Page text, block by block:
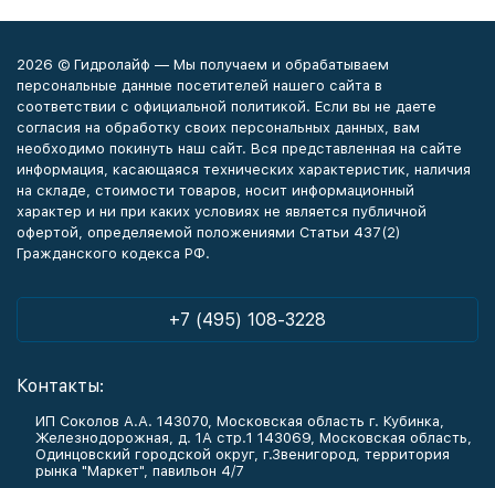
2026 © Гидролайф — Мы получаем и обрабатываем
персональные данные посетителей нашего сайта в
соответствии с официальной политикой. Если вы не даете
согласия на обработку своих персональных данных, вам
необходимо покинуть наш сайт. Вся представленная на сайте
информация, касающаяся технических характеристик, наличия
на складе, стоимости товаров, носит информационный
характер и ни при каких условиях не является публичной
офертой, определяемой положениями Статьи 437(2)
Гражданского кодекса РФ.
+7 (495) 108-3228
Контакты:
ИП Соколов А.А. 143070, Московская область г. Кубинка,
Железнодорожная, д. 1А стр.1 143069, Московская область,
Одинцовский городской округ, г.Звенигород, территория
рынка "Маркет", павильон 4/7